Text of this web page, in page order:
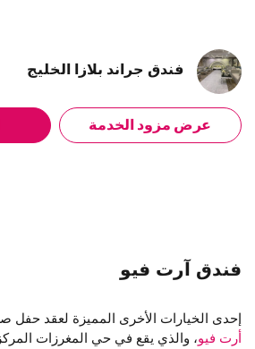
فندق جراند بلازا الخليج
عرض مزود الخدمة
فندق آرت فيو
إحدى الخيارات الأخرى المميزة لعقد حفل
أرت فيو، والذي يقع في حي المغرزات